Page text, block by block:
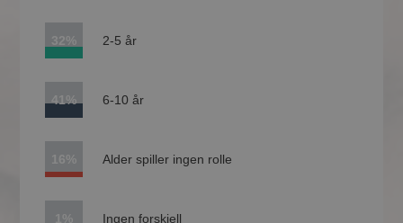
32% 2-5 år
41% 6-10 år
16% Alder spiller ingen rolle
1% Ingen forskjell